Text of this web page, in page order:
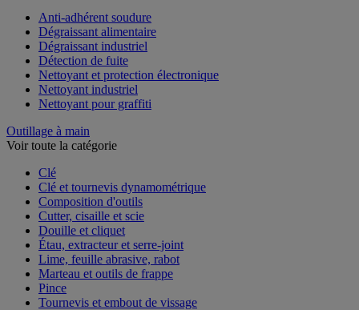
Anti-adhérent soudure
Dégraissant alimentaire
Dégraissant industriel
Détection de fuite
Nettoyant et protection électronique
Nettoyant industriel
Nettoyant pour graffiti
Outillage à main
Voir toute la catégorie
Clé
Clé et tournevis dynamométrique
Composition d'outils
Cutter, cisaille et scie
Douille et cliquet
Étau, extracteur et serre-joint
Lime, feuille abrasive, rabot
Marteau et outils de frappe
Pince
Tournevis et embout de vissage